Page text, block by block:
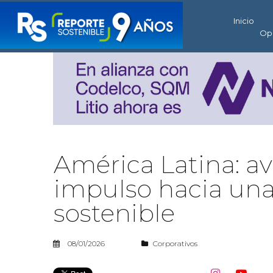
Inicio
América Latina:
impulso hacia
sostenible
08/01/2026 Corporativos